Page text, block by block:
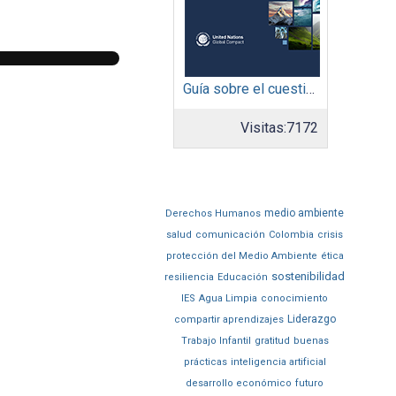
Guía sobre el cuestionario: Comunicación de Progreso
Visitas:7172
Derechos Humanos medio ambiente
salud comunicación Colombia crisis
protección del Medio Ambiente ética
resiliencia Educación sostenibilidad
IES Agua Limpia conocimiento
compartir aprendizajes Liderazgo
Trabajo Infantil gratitud buenas
prácticas inteligencia artificial
desarrollo económico futuro